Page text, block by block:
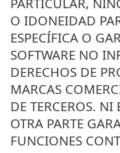
O IDONEIDAD
ESPECÍFICA O
SOFTWARE NO
DERECHOS DE
MARCAS
DE TERCEROS.
OTRA PARTE
FUNCIONES